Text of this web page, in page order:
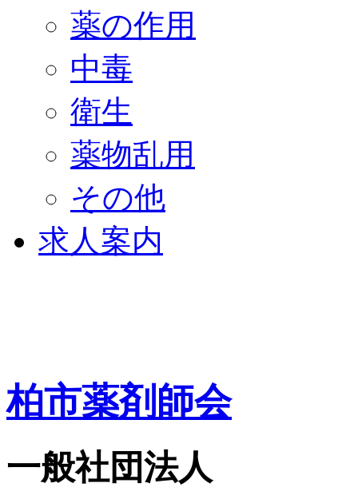
薬の作用
中毒
衛生
薬物乱用
その他
求人案内
柏市薬剤師会
一般社団法人